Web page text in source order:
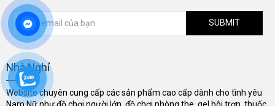
SUBMIT
Nhà Nghỉ
Website chuyên cung cấp các sản phẩm cao cấp dành cho tình yêu